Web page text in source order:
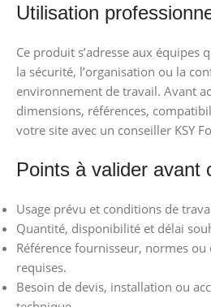
Utilisation
Ce produit s’adresse aux équipes
la sécurité, l’organisation ou la
environnement de travail. Avant
dimensions, références,
votre site avec un conseiller KSY
Points à valider avant
Usage prévu et conditions de
Quantité, disponibilité et délai
Référence fournisseur, normes
requises.
Besoin de devis, installation ou